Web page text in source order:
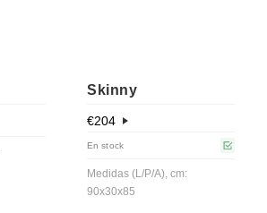
Skinny
€204
En stock
Medidas (L/P/A), cm:
90x30x85